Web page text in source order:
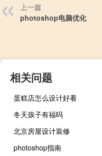
上一篇
photoshop电脑优化
相关问题
蛋糕店怎么设计好看
冬天孩子有福吗
北京房屋设计装修
photoshop指南